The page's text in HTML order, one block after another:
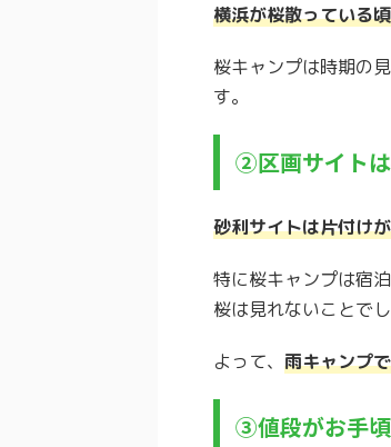
横浜が桜散っている
桜キャンプは時期の
す。
②区画サイト
砂利サイトは片付け
特に桜キャンプは宿
桜は見れないことでし
よって、 雨キャンプ
③値段がお手頃